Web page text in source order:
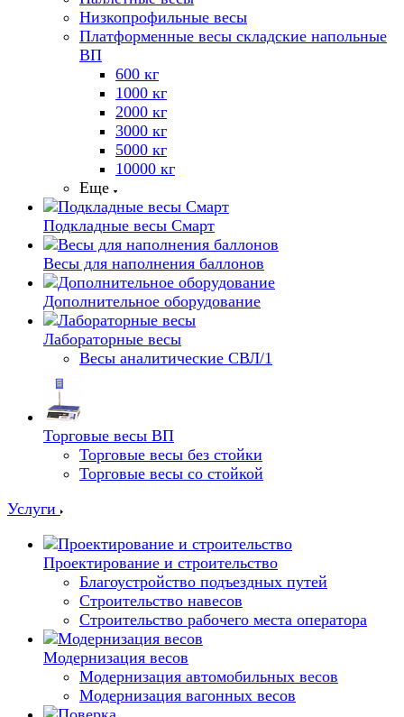
Низкопрофильные весы
Платформенные весы складские напольные
ВП
600 кг
1000 кг
2000 кг
3000 кг
5000 кг
10000 кг
Еще
Подкладные весы Смарт
Весы для наполнения баллонов
Дополнительное оборудование
Лабораторные весы
Весы аналитические СВЛ/1
Торговые весы ВП
Торговые весы без стойки
Торговые весы со стойкой
Услуги
Проектирование и строительство
Благоустройство подъездных путей
Строительство навесов
Строительство рабочего места оператора
Модернизация весов
Модернизация автомобильных весов
Модернизация вагонных весов